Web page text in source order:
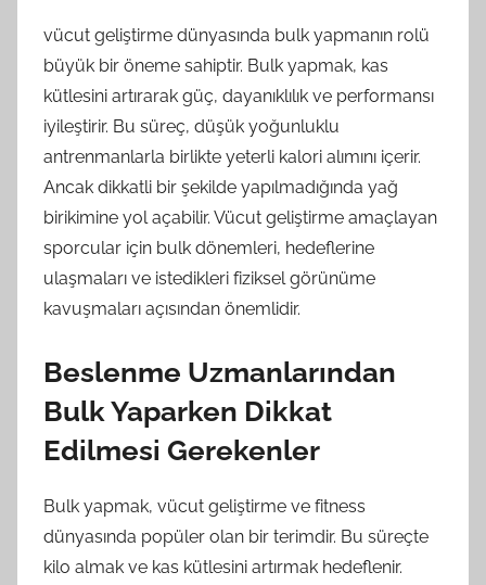
vücut geliştirme dünyasında bulk yapmanın rolü
büyük bir öneme sahiptir. Bulk yapmak, kas
kütlesini artırarak güç, dayanıklılık ve performansı
iyileştirir. Bu süreç, düşük yoğunluklu
antrenmanlarla birlikte yeterli kalori alımını içerir.
Ancak dikkatli bir şekilde yapılmadığında yağ
birikimine yol açabilir. Vücut geliştirme amaçlayan
sporcular için bulk dönemleri, hedeflerine
ulaşmaları ve istedikleri fiziksel görünüme
kavuşmaları açısından önemlidir.
Beslenme Uzmanlarından
Bulk Yaparken Dikkat
Edilmesi Gerekenler
Bulk yapmak, vücut geliştirme ve fitness
dünyasında popüler olan bir terimdir. Bu süreçte
kilo almak ve kas kütlesini artırmak hedeflenir.